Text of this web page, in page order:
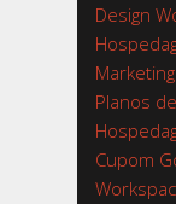
Design
Planos de
Cupom